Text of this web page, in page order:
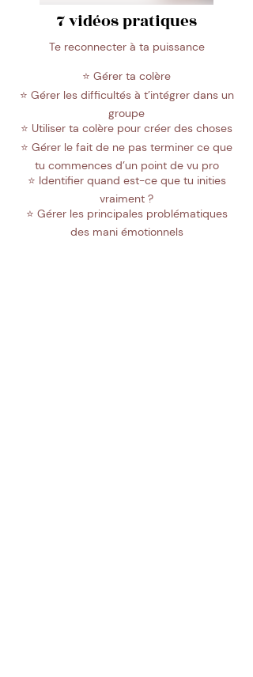
7 vidéos pratiques
Te reconnecter à ta puissance
⭐️ Gérer ta colère
⭐️ Gérer les difficultés à t’intégrer dans un
groupe
⭐️ Utiliser ta colère pour créer des choses
⭐️ Gérer le fait de ne pas terminer ce que
tu commences d’un point de vu pro
⭐️ Identifier quand est-ce que tu inities
vraiment ?
⭐️ Gérer les principales problématiques
des mani émotionnels